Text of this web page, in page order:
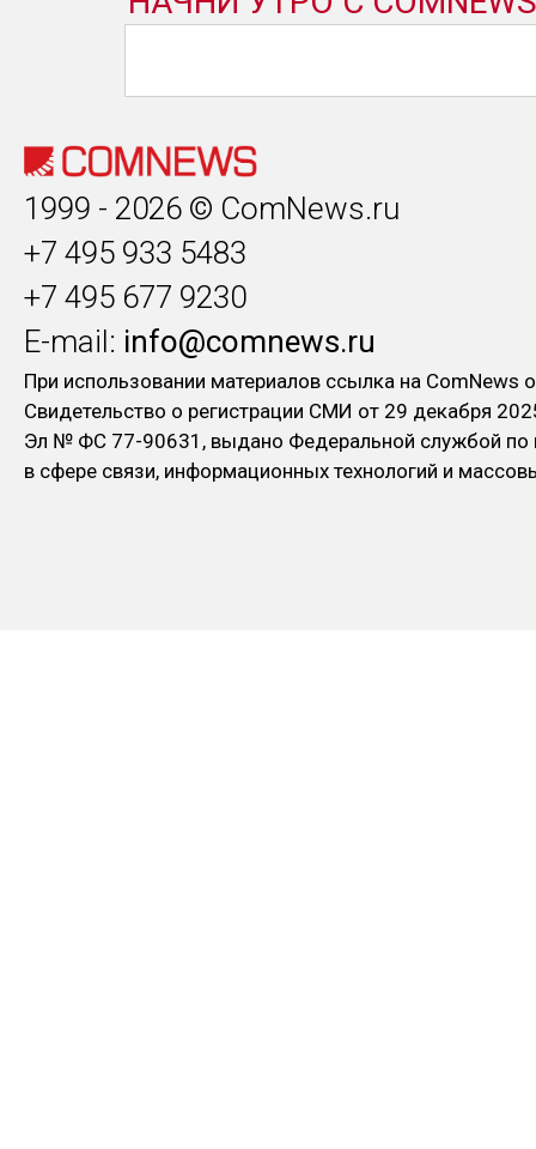
1999 - 2026 © ComNews.ru
+7 495 933 5483
+7 495 677 9230
E-mail: info@comnews.ru
При использовании материалов ссылка на ComNews
Свидетельство о регистрации СМИ от 29 декабря
Эл № ФC 77-90631, выдано Федеральной службой по
в сфере связи, информационных технологий и